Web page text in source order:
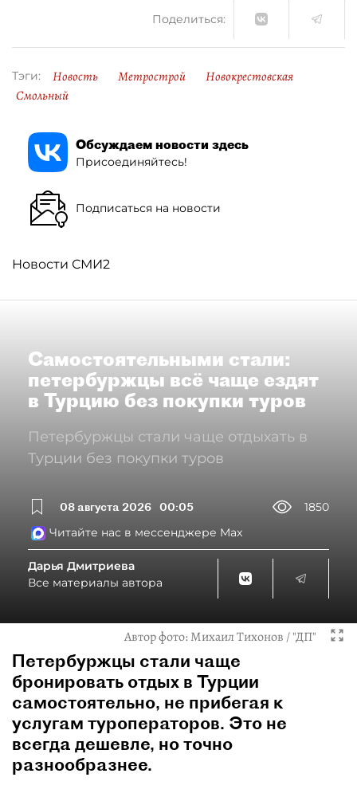
Поделиться:
Тэги: Новость Метрострой
Новокрестовская
Смольный
Обсуждаем новости здесь
Присоединяйтесь!
Подписаться на новости
Новости СМИ2
Самостоятельными стали:
петербуржцы всё чаще ездят
в Турцию без покупки туров
Петербуржцы стали чаще отдыхать в
Турции без покупки туров
08 августа 2026 00:05
1850
Читайте нас в мессенджере Max
Дарья Дмитриева
Все материалы автора
Автор фото:Михаил Тихонов / "ДП"
Петербуржцы стали чаще
бронировать отдых в Турции
самостоятельно, не прибегая к
услугам туроператоров. Это не
всегда дешевле, но точно
разнообразнее.